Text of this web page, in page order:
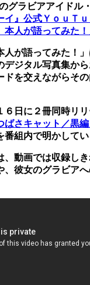
グラビアアイドル
イ』公式ＹｏｕＴ
本人が語ってみた！
人が語ってみた！
デジタル写真集か
ドを交えながらそ
６日に２冊同時リ
ばさキャット／黒編
番組内で明かしてい
、動画では収録し
、彼女のグラビア